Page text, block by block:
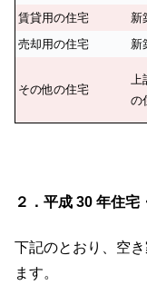
賃貸用の住宅
新
売却用の住宅
新
その他の住宅
上
の
２．平成 30 年住宅
下記のとおり、空
ます。